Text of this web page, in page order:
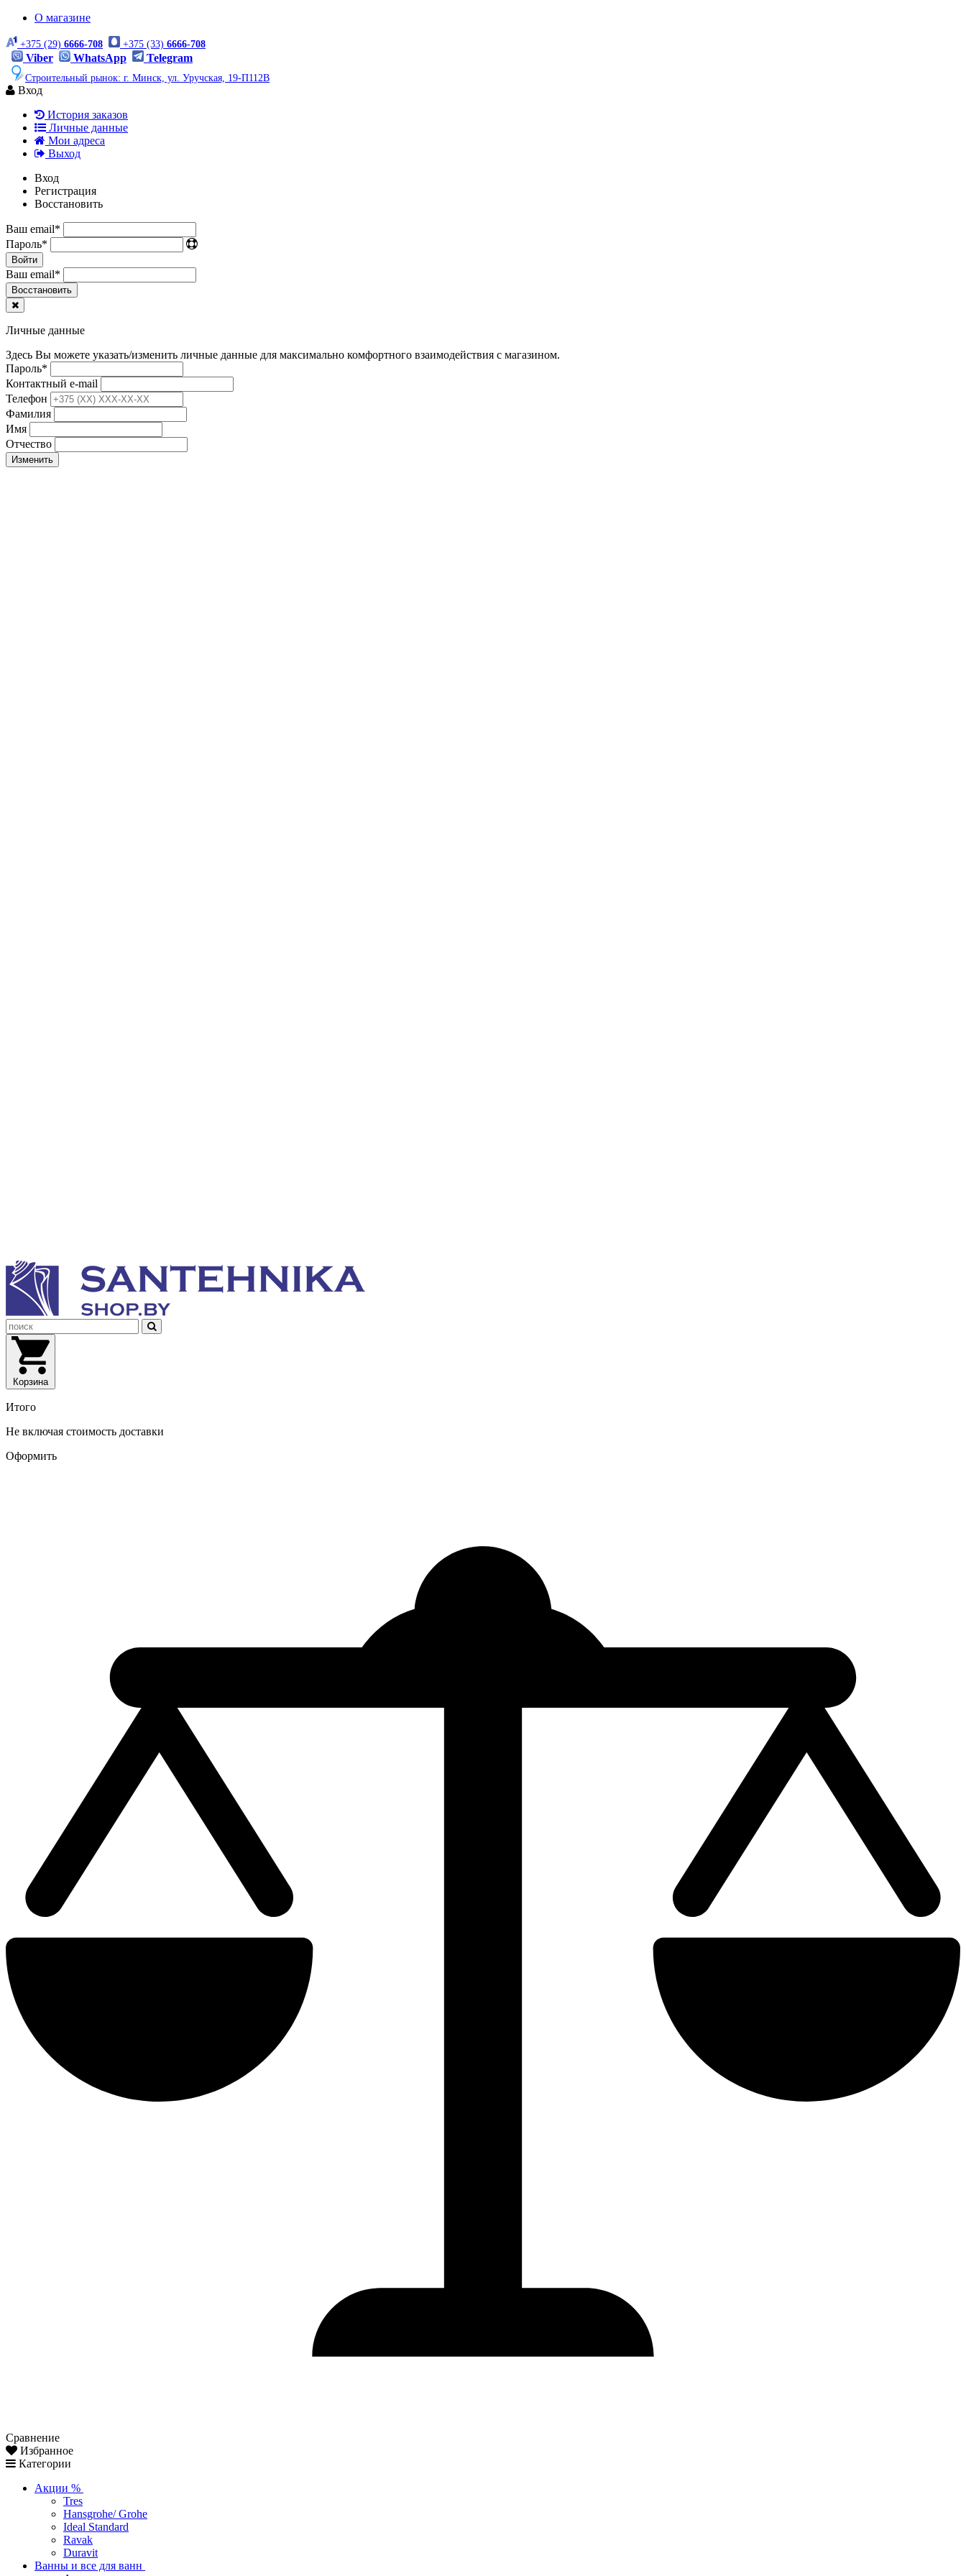
О магазине
+375 (29) 6666-708 +375 (33) 6666-708
Viber WhatsApp Telegram
Строительный рынок: г. Минск, ул. Уручская, 19-П112В
Вход
История заказов
Личные данные
Мои адреса
Выход
Вход
Регистрация
Восстановить
Ваш email*
Пароль*
Войти
Ваш email*
Воcстановить
Личные данные
Здесь Вы можете указать/изменить личные данные для максимально комфортного взаимодействия с магазином.
Пароль*
Контактный e-mail
Телефон
Фамилия
Имя
Отчество
Изменить
Корзина
Итого
Не включая стоимость доставки
Оформить
Сравнение
Избранное
Категории
Акции %
Tres
Hansgrohe/ Grohe
Ideal Standard
Ravak
Duravit
Ванны и все для ванн